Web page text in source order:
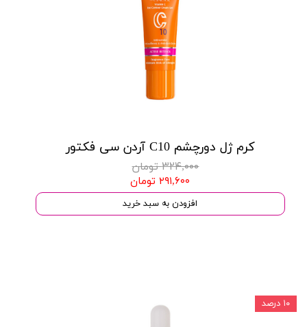
کرم ژل دورچشم C10 آردن سی فکتور
۳۲۴,۰۰۰ تومان
۲۹۱,۶۰۰ تومان
افزودن به سبد خرید
۱۰ درصد